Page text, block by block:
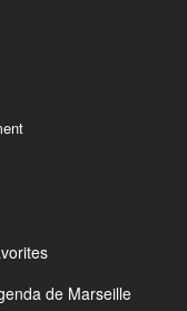
de Marseille